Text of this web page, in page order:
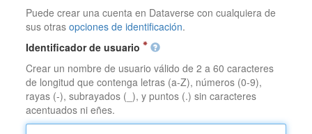
Puede crear una cuenta en Dataverse con cualquiera de
sus otrasopciones de identificación.
Identificador de usuario
Crear un nombre de usuario válido de 2 a 60 caracteres
de longitud que contenga letras (a-Z), números (0-9),
rayas (-), subrayados (_), y puntos (.) sin caracteres
acentuados ni eñes.